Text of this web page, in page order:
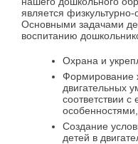
является физкультурно-
Основными задачами
воспитанию
Охрана и
Формирование
двигательных
соответствии
Создание
детей в